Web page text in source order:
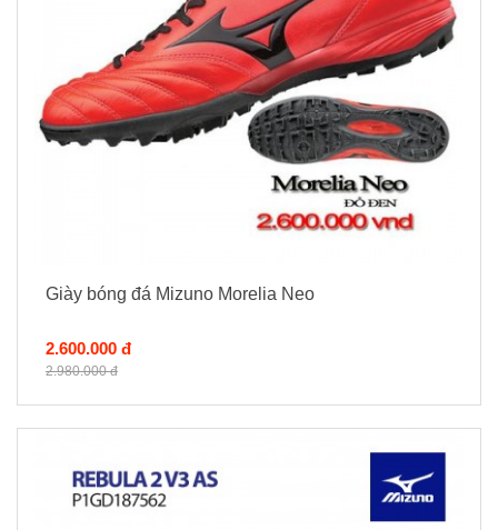
Giày bóng đá Mizuno Morelia Neo
2.600.000 đ
2.980.000 đ